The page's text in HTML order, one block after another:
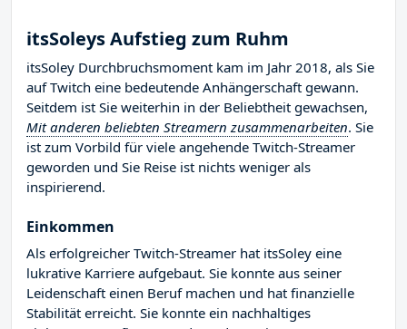
itsSoleys Aufstieg zum Ruhm
itsSoley Durchbruchsmoment kam im Jahr 2018, als Sie
auf Twitch eine bedeutende Anhängerschaft gewann.
Seitdem ist Sie weiterhin in der Beliebtheit gewachsen,
Mit anderen beliebten Streamern zusammenarbeiten. Sie
ist zum Vorbild für viele angehende Twitch-Streamer
geworden und Sie Reise ist nichts weniger als
inspirierend.
Einkommen
Als erfolgreicher Twitch-Streamer hat itsSoley eine
lukrative Karriere aufgebaut. Sie konnte aus seiner
Leidenschaft einen Beruf machen und hat finanzielle
Stabilität erreicht. Sie konnte ein nachhaltiges